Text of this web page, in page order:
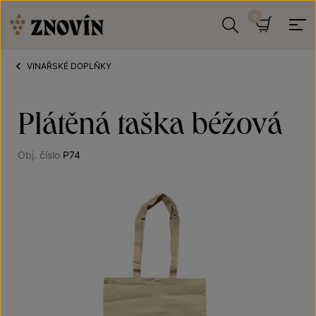
VINAŘSKÉ DOPLŇKY
Plátěná taška béžová
Obj. číslo P74